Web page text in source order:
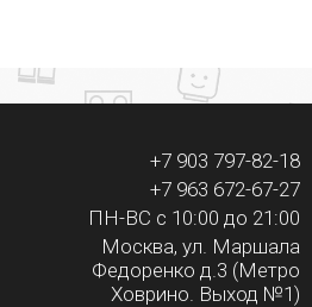
+7 903 797-82-18
+7 963 672-67-27
ПН-ВС с 10:00 до 21:00
Москва, ул. Маршала
Федоренко д.3 (Метро
Ховрино. Выход №1)